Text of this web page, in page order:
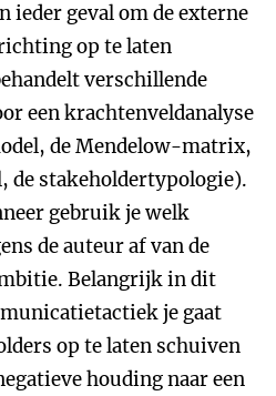
ieder geval om de externe
op te laten
verschillende
een krachtenveldanalyse
de Mendelow-matrix,
de stakeholdertypologie).
gebruik je welk
de auteur af van de
Belangrijk in dit
je gaat
op te laten schuiven
houding naar een